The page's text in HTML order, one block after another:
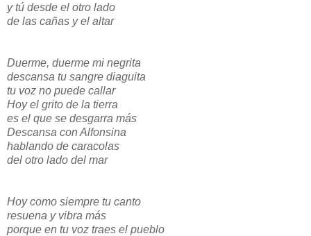
y tú desde el otro lado
de las cañas y el altar
Duerme, duerme mi negrita
descansa tu sangre diaguita
tu voz no puede callar
Hoy el grito de la tierra
es el que se desgarra más
Descansa con Alfonsina
hablando de caracolas
del otro lado del mar
Hoy como siempre tu canto
resuena y vibra más
porque en tu voz traes el pueblo